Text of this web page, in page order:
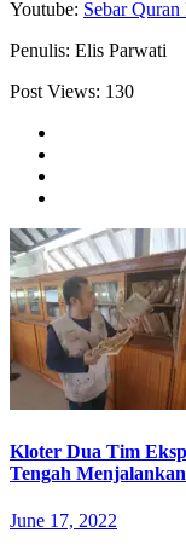
Youtube: Sebar Quran
Penulis: Elis Parwati
Post Views: 130
Kloter Dua Tim
Tengah
June 17, 2022